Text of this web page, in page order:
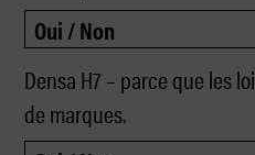
Densa H7 – parce que les
de marques.